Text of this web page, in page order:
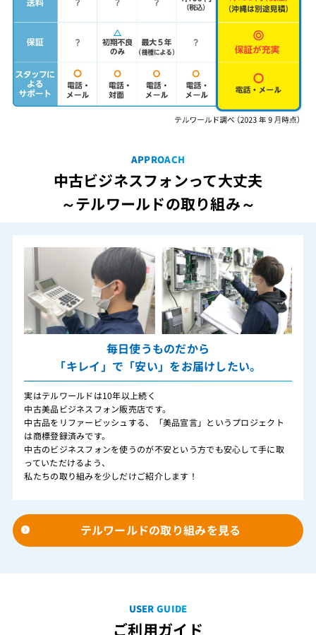
APPROACH
中古ビジネスフォンって大丈夫
～テルワールドの取り組み～
毎日使うものだから
「キレイ」で「安い」をお届けしたい。
実はテルワールドは10年以上続く
中古美品ビジネスフォン販売店です。
中古品をリファービッシュする、「美品宣言」というプロジェクト
は商標登録済みです。
中古のビジネスフォンを使うのが不安という方でも安心して手に取
っていただけるよう、
私たちの取り組みを少しだけご紹介します！
テルワールドの取り組みを見る
USER GUIDE
ご利用ガイド